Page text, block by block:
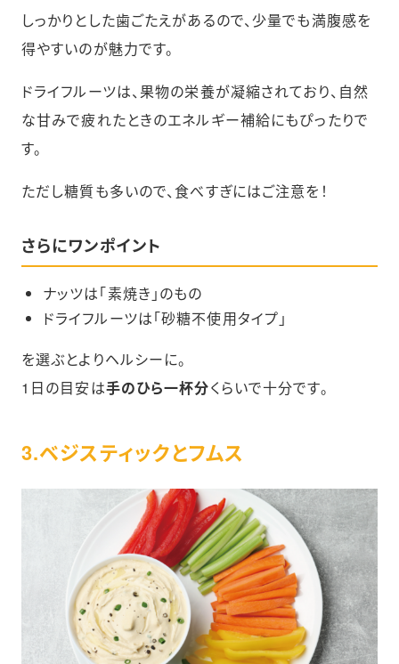
しっかりとした歯ごたえがあるので、少量でも満腹感を
得やすいのが魅力です。
ドライフルーツは、果物の栄養が凝縮されており、自然
な甘みで疲れたときのエネルギー補給にもぴったりで
す。
ただし糖質も多いので、食べすぎにはご注意を！
さらにワンポイント
ナッツは「素焼き」のもの
ドライフルーツは「砂糖不使用タイプ」
を選ぶとよりヘルシーに。
1日の目安は手のひら一杯分くらいで十分です。
3.ベジスティックとフムス